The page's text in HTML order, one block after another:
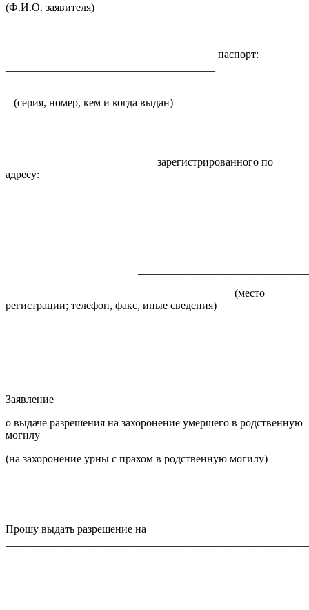
(Ф.И.О. заявителя)
паспорт:
(серия, номер, кем и когда выдан)
зарегистрированного по
адресу:
(место
регистрации; телефон, факс, иные сведения)
Заявление
о выдаче разрешения на захоронение умершего в родственную
могилу
(на захоронение урны с прахом в родственную могилу)
Прошу выдать разрешение на